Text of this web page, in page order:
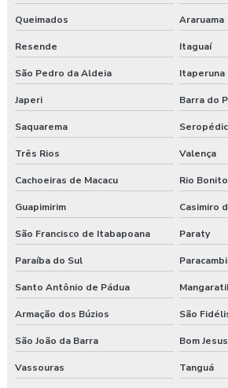
Consultoria saúde e segurança do
Consultoria segurança do trabalho
Consultoria segurança do trabalho curitiba
Consultoria segurança do trabalho
Consultoria e segurança no trabalho
Curso esocial para segurança do trabalho
Curso de nr 17
Curso segurança do trabalho
Empresa de consultoria em saúde e
Empresa de consultoria segurança do
Queimados Araruama
Resende Itaguaí
São Pedro da Aldeia Itaperuna
Japeri Barra do
Saquarema
Três Rios Valença
Cachoeiras de Macacu Rio Bonito
Guapimirim Casimiro
São Francisco de Itabapoana Paraty
Paraíba do Sul Paracambi
Santo Antônio de Pádua
Armação dos Búzios São
São João da Barra Bom
Vassouras Tanguá